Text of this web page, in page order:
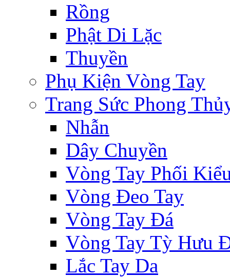
Rồng
Phật Di Lặc
Thuyền
Phụ Kiện Vòng Tay
Trang Sức Phong
Nhẫn
Dây Chuyền
Vòng Tay Phối
Vòng Đeo Tay
Vòng Tay Đá
Vòng Tay Tỳ Hưu
Lắc Tay Da